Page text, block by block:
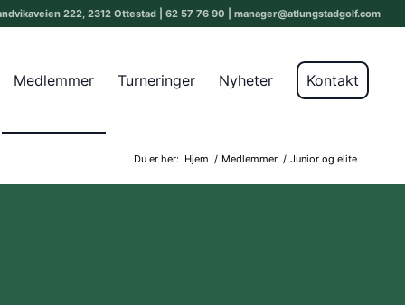
222, 2312 Ottestad | 62 57 76 90 | manager@atlungstadgolf.com
Medlemmer Turneringer Nyheter Kontakt
Du er her: Hjem / Medlemmer / Junior og elite